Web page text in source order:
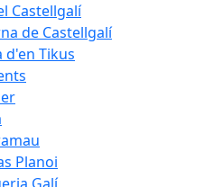
Castellgalí
de Castellgalí
d'en Tikus
Planoi